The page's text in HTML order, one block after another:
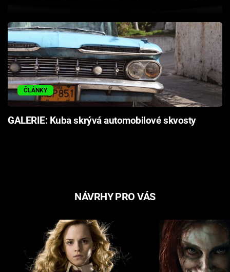
Sledujte prima+
Přihlášení
Sledujte nás
ČLÁNKY
GALERIE: Kuba skrývá automobilové skvosty
NÁVRHY PRO VÁS